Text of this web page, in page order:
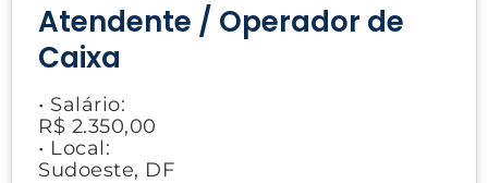
Atendente / Operador de
Caixa
• Salário:
R$ 2.350,00
• Local:
Sudoeste, DF